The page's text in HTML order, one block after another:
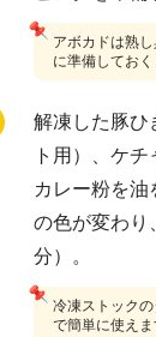
アボカドは熟
に準備してお
📌
解凍した豚ひ
ト用）、ケ
カレー粉を
の色が変わり
分）。
冷凍ストック
で簡単に使え
📌